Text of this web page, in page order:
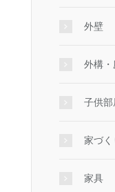
外壁
外構・
子供部
家づく
家具